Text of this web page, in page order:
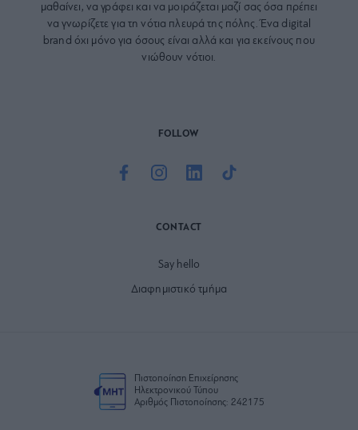
μαθαίνει, να γράφει και να μοιράζεται μαζί σας όσα πρέπει
να γνωρίζετε για τη νότια πλευρά της πόλης. Ένα digital
brand όχι μόνο για όσους είναι αλλά και για εκείνους που
νιώθουν νότιοι.
FOLLOW
CONTACT
Say hello
Διαφημιστικό τμήμα
Πιστοποίηση Επιχείρησης
Ηλεκτρονικού Τύπου
Αριθμός Πιστοποίησης: 242175